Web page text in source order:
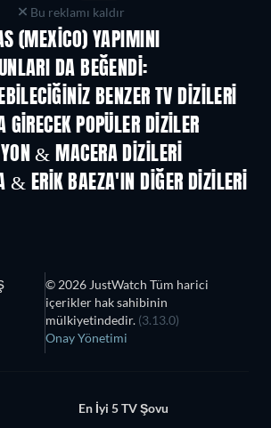
Bu reklamı kaldır
(MEXICO) YAPIMINI
DA BEĞENDI:
TV
BENZER TV DIZILERI
GIRECEK POPÜLER DIZILER
TV
& MACERA DIZILERI
Sezon 2
& ERIK BAEZA'IN DIĞER DIZILERI
© 2026 JustWatch Tüm harici
içerikler hak sahibinin
mülkiyetindedir. (3.13.0)
Onay Yönetimi
En İyi 5 TV Şovu